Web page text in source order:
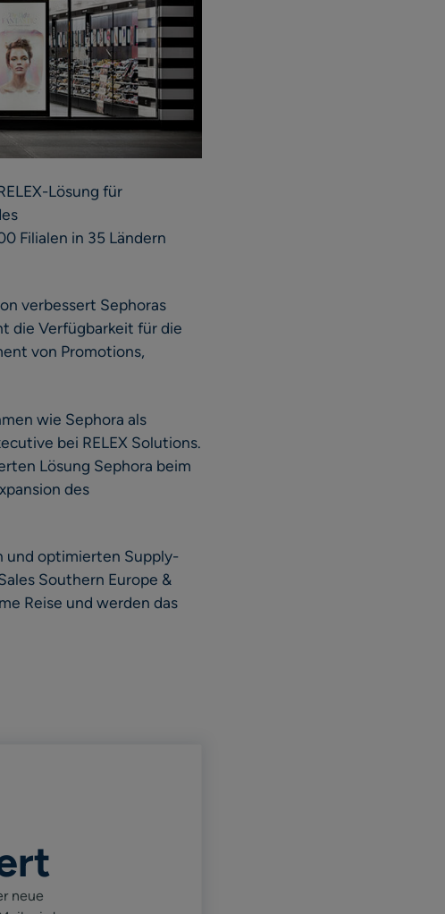
Lösung für
Filialen in 35 Ländern
verbessert Sephoras
die Verfügbarkeit für die
von Promotions,
wie Sephora als
bei RELEX Solutions.
Lösung Sephora beim
des
und optimierten Supply-
Southern Europe &
Reise und werden das
neue